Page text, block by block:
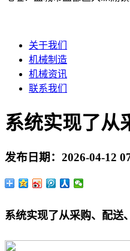
关于我们
机械制造
机械资讯
联系我们
系统实现了从
发布日期： 2026-04-12
系统实现了从采购、配送